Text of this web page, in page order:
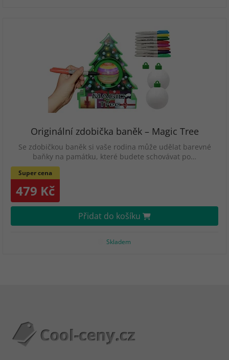
Originální zdobička baněk – Magic Tree
Se zdobičkou baněk si vaše rodina může udělat barevné
baňky na památku, které budete schovávat po…
Super cena
479 Kč
Přidat do košíku
Skladem